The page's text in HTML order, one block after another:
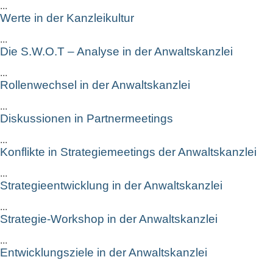
...
Werte in der Kanzleikultur
...
Die S.W.O.T – Analyse in der Anwaltskanzlei
...
Rollenwechsel in der Anwaltskanzlei
...
Diskussionen in Partnermeetings
...
Konflikte in Strategiemeetings der Anwaltskanzlei
...
Strategieentwicklung in der Anwaltskanzlei
...
Strategie-Workshop in der Anwaltskanzlei
...
Entwicklungsziele in der Anwaltskanzlei